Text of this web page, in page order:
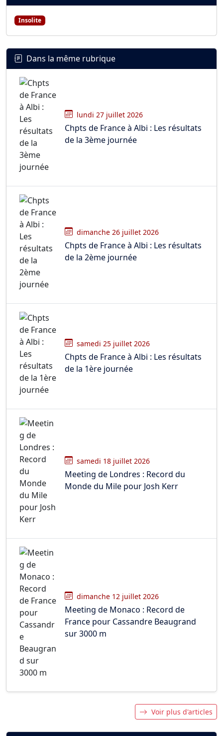
Insolite
Dans la même rubrique
lundi 27 juillet 2026
Chpts de France à Albi : Les résultats
de la 3ème journée
dimanche 26 juillet 2026
Chpts de France à Albi : Les résultats
de la 2ème journée
samedi 25 juillet 2026
Chpts de France à Albi : Les résultats
de la 1ère journée
samedi 18 juillet 2026
Meeting de Londres : Record du
Monde du Mile pour Josh Kerr
dimanche 12 juillet 2026
Meeting de Monaco : Record de
France pour Cassandre Beaugrand
sur 3000 m
Voir plus d'articles